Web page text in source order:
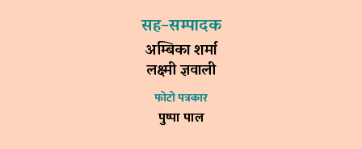
सह–सम्पादक
अम्बिका शर्मा
लक्ष्मी ज्ञवाली
फोटो पत्रकार
पुष्पा पाल